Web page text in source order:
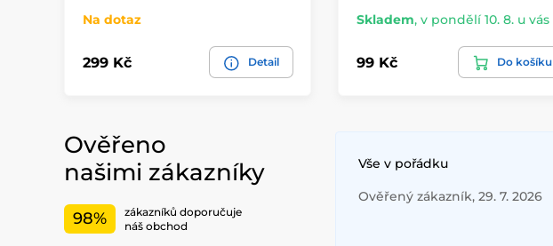
Na dotaz
299 Kč Detail
Skladem, v pondělí 10. 8. u vás
99 Kč Do košíku
Ověřeno
našimi zákazníky
98%
zákazníků doporučuje
náš obchod
Vše v pořádku
Ověřený zákazník, 29. 7. 2026